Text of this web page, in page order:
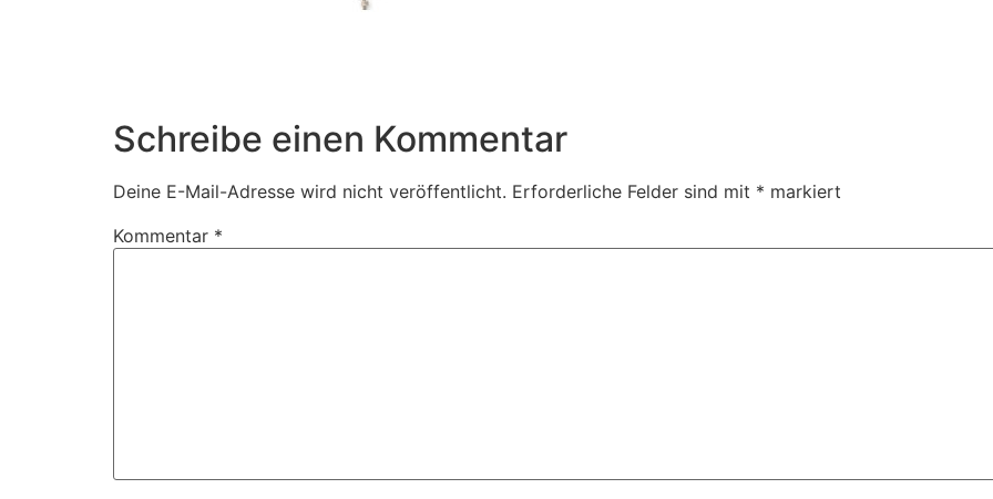
Schreibe einen Kommentar
Deine E-Mail-Adresse wird nicht veröffentlicht. Erforderliche Felder sind mit * markiert
Kommentar *